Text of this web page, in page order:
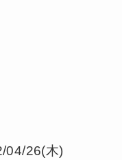
04/26(木)